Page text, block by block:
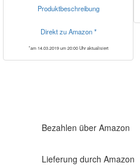
Produktbeschreibung
Direkt zu Amazon *
*am 14.03.2019 um 20:00 Uhr aktualisiert
Bezahlen über Amazon
Lieferung durch Amazon